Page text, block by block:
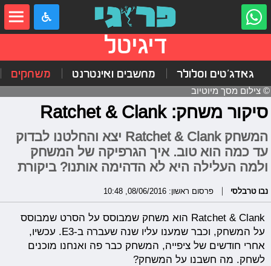
דיגיטל
גאדג'טים וסלולר מחשבים ואינטרנט משחקים
© צילום מסך מיוטיוב
סיקור משחק: Ratchet & Clank
המשחק Ratchet & Clank יצא והחלטנו לבדוק
עד כמה הוא טוב. איך הגרפיקה של המשחק
ולמה העלילה היא לא הדהימה אותנו? ביקורת
נבו טרבלסי פרסום ראשון: 08/06/2016, 10:48
Ratchet & Clank הוא משחק שמבוסס על הסרט שמבוסס
על המשחק, וכבר שמענו עליו שנה שעברה ב-E3. עכשיו,
אחרי חודשים של ציפייה, המשחק כבר פה ואנחנו מוכנים
לשחק. מה חשבנו על המשחק?